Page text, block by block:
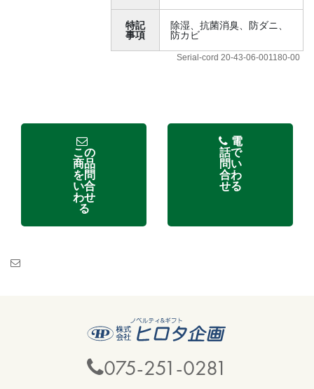
特記
事項
除湿、抗菌消臭、防ダニ、
防カビ
Serial-cord 20-43-06-001180-00
この
商品
を問
い合
わせ
る
電
話で
問い
合わ
せる
075-251-0281